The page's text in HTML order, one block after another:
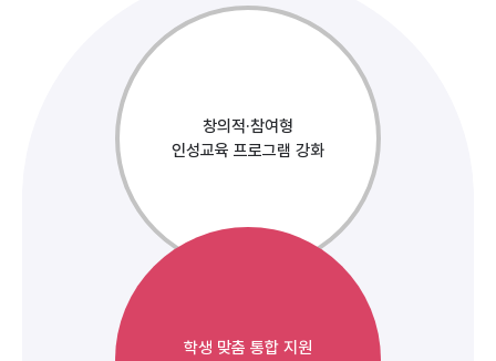
창의적·참여형
인성교육 프로그램 강화
학생 맞춤 통합 지원